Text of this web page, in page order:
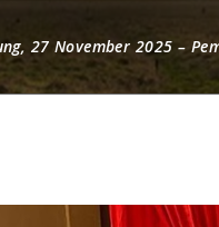
27 November 2025 –